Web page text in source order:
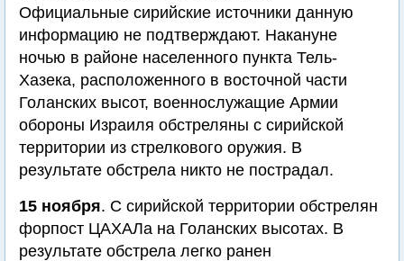
Официальные сирийские источники данную
информацию не подтверждают. Накануне
ночью в районе населенного пункта Тель-
Хазека, расположенного в восточной части
Голанских высот, военнослужащие Армии
обороны Израиля обстреляны с сирийской
территории из стрелкового оружия. В
результате обстрела никто не пострадал.
15 ноября. С сирийской территории обстрелян
форпост ЦАХАЛа на Голанских высотах. В
результате обстрела легко ранен